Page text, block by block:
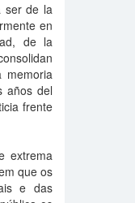
ser de la
en
de la
memoria
años del
frente
extrema
que os
e das